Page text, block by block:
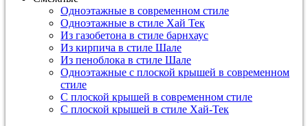
Одноэтажные в современном стиле
Одноэтажные в стиле Хай Тек
Из газобетона в стиле барнхаус
Из кирпича в стиле Шале
Из пеноблока в стиле Шале
Одноэтажные с плоской крышей в современном
стиле
С плоской крышей в современном стиле
С плоской крышей в стиле Хай-Тек